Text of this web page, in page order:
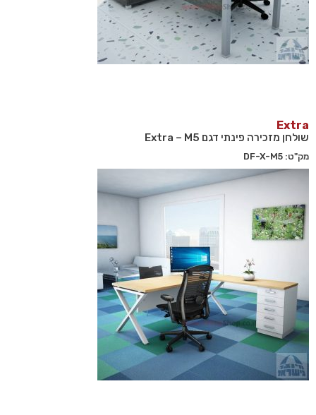
Extra
שולחן מזכירה פינתי דגם Extra – M5
מק"ט: DF-X-M5